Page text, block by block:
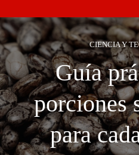
CIENCIA Y
Guía
porciones
para